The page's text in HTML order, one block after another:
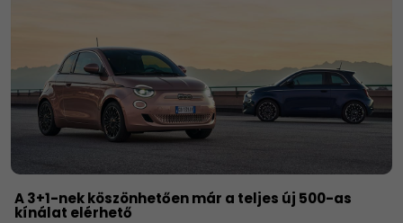
A 3+1-nek köszönhetően már a teljes új 500-as
kínálat elérhető